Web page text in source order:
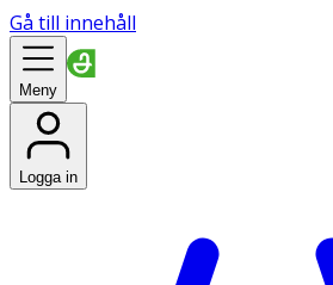
Gå till innehåll
Meny
Logga in